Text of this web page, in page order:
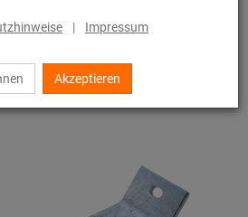
| Impressum
Akzeptieren
58 / 85